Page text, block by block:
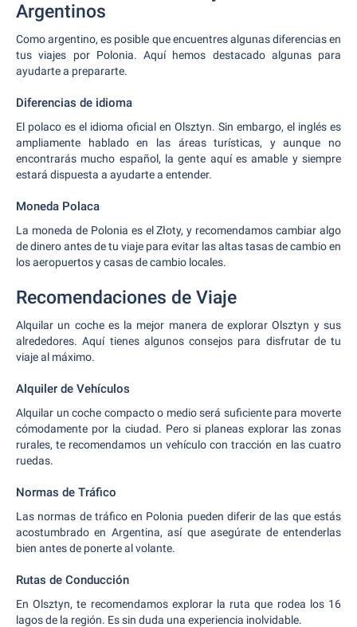
Argentinos
Como argentino, es posible que encuentres algunas diferencias en
tus viajes por Polonia. Aquí hemos destacado algunas para
ayudarte a prepararte.
Diferencias de idioma
El polaco es el idioma oficial en Olsztyn. Sin embargo, el inglés es
ampliamente hablado en las áreas turísticas, y aunque no
encontrarás mucho español, la gente aquí es amable y siempre
estará dispuesta a ayudarte a entender.
Moneda Polaca
La moneda de Polonia es el Złoty, y recomendamos cambiar algo
de dinero antes de tu viaje para evitar las altas tasas de cambio en
los aeropuertos y casas de cambio locales.
Recomendaciones de Viaje
Alquilar un coche es la mejor manera de explorar Olsztyn y sus
alrededores. Aquí tienes algunos consejos para disfrutar de tu
viaje al máximo.
Alquiler de Vehículos
Alquilar un coche compacto o medio será suficiente para moverte
cómodamente por la ciudad. Pero si planeas explorar las zonas
rurales, te recomendamos un vehículo con tracción en las cuatro
ruedas.
Normas de Tráfico
Las normas de tráfico en Polonia pueden diferir de las que estás
acostumbrado en Argentina, así que asegúrate de entenderlas
bien antes de ponerte al volante.
Rutas de Conducción
En Olsztyn, te recomendamos explorar la ruta que rodea los 16
lagos de la región. Es sin duda una experiencia inolvidable.